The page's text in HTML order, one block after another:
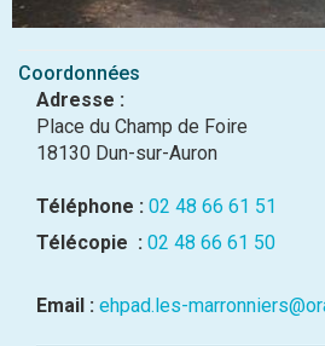
Coordonnées
Adresse :
Place du Champ de Foire
18130 Dun-sur-Auron
Téléphone : 02 48 66 61 51
Télécopie : 02 48 66 61 50
Email : ehpad.les-